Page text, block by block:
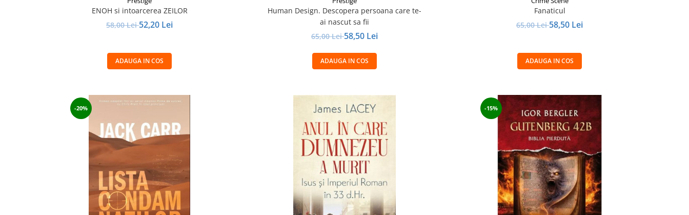
ENOH si intoarcerea ZEILOR
58,00 Lei52,20 Lei
ADAUGA IN COS
Human Design. Descopera persoana care te-
ai nascut sa fii
65,00 Lei58,50 Lei
ADAUGA IN COS
Fanaticul
65,00 Lei58,50 Lei
ADAUGA IN COS
-20% -15%